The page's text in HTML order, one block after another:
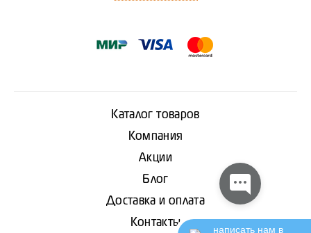
написать нам в
Каталог товаров
Компания
Акции
Блог
Доставка и оплата
Контакты